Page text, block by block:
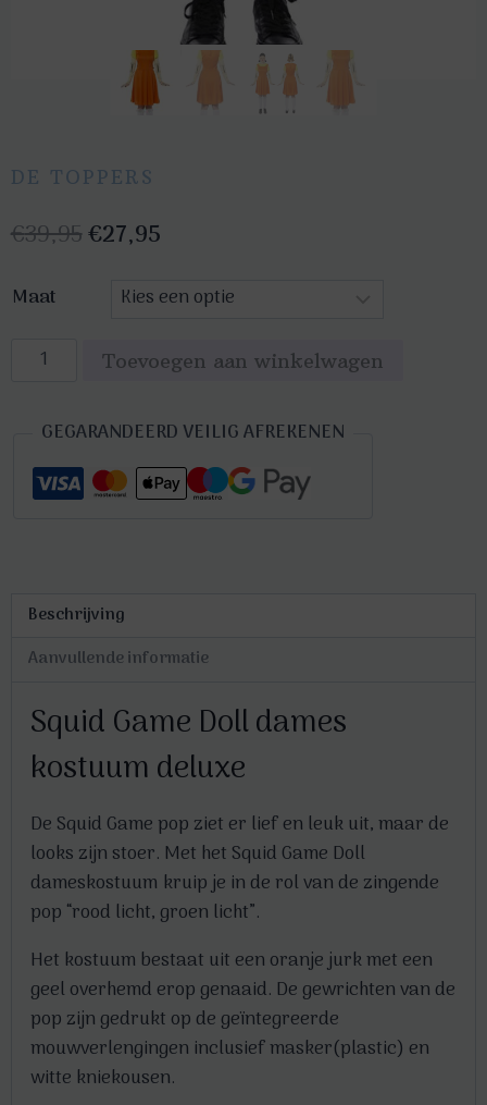
DE TOPPERS
€39,95Oorspronkelijke
was:
€39,95.
€27,95Huidige
is:
Maat
Squid
dames
kostuum
deluxe
Toevoegen aan winkelwagen
GEGARANDEERD VEILIG AFREKENEN
Beschrijving
Aanvullende informatie
Squid Game Doll dames
kostuum deluxe
De Squid Game pop ziet er lief en leuk uit, maar de
looks zijn stoer. Met het Squid Game Doll
dameskostuum kruip je in de rol van de zingende
pop “rood licht, groen licht”.
Het kostuum bestaat uit een oranje jurk met een
geel overhemd erop genaaid. De gewrichten van de
pop zijn gedrukt op de geïntegreerde
mouwverlengingen inclusief masker(plastic) en
witte kniekousen.